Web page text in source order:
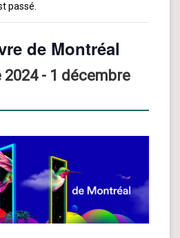
passé.
de Montréal
2024- 1 décembre